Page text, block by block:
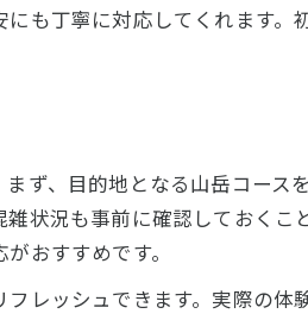
見える自己成長
ーション維持
ムコース攻略
も丁寧に対応してくれます。
ず、目的地となる山岳コース
状況も事前に確認しておくこ
おすすめです。
レッシュできます。実際の体
ら
ら